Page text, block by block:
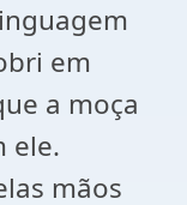
em
a moça
ele.
mãos